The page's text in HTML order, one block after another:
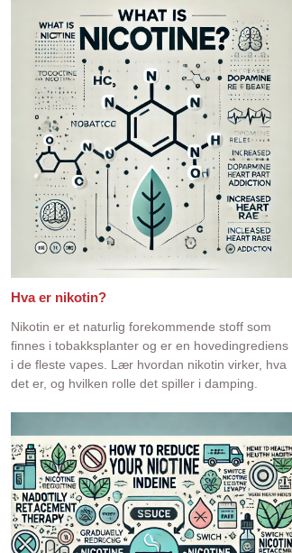
Hva er nikotin?
Nikotin er et naturlig forekommende stoff som
finnes i tobakksplanter og er en hovedingrediens
i de fleste vapes. Lær hvordan nikotin virker, hva
det er, og hvilken rolle det spiller i damping.